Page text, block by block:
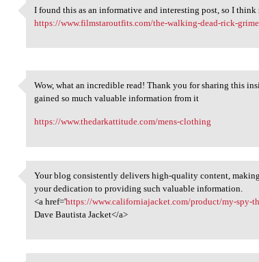
I found this as an
I found this as an informative and interesting post, so I
https://www.filmstaroutfits.com/the-walking-dead-rick-
Wow, what an incredible read!
Wow, what an incredible read! Thank you for sharing this
gained so much valuable information from it
https://www.thedarkattitude.com/mens-clothing
Your blog consistently
Your blog consistently delivers high-quality content,
your dedication to providing such valuable information.
<a href='https://www.californiajacket.com/product/my-spy-
Dave Bautista Jacket</a>